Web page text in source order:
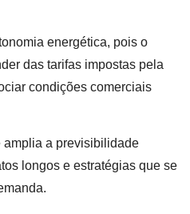
energética, pois o
das tarifas impostas pela
condições comerciais
amplia a previsibilidade
longos e estratégias que se